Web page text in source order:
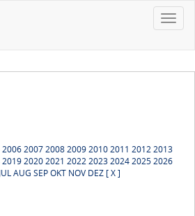
Toggle
200620072008200920102011 20122013
201920202021 20222023202420252026
JULAUG SEPOKT NOV DEZ [ X ]